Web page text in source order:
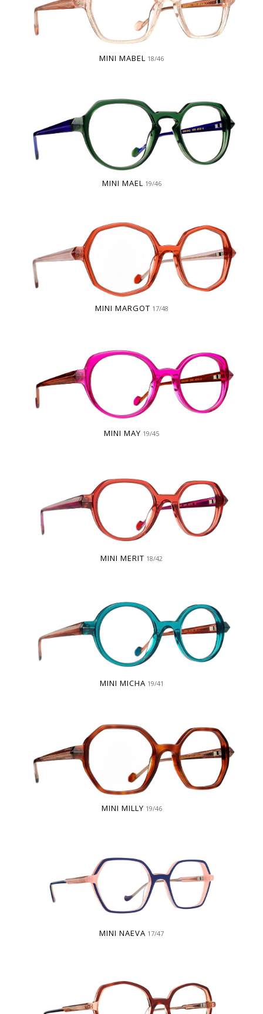
MINI MABEL 18/46
MINI MAEL 19/46
MINI MARGOT 17/48
MINI MAY 19/45
MINI MERIT 18/42
MINI MICHA 19/41
MINI MILLY 19/46
MINI NAEVA 17/47